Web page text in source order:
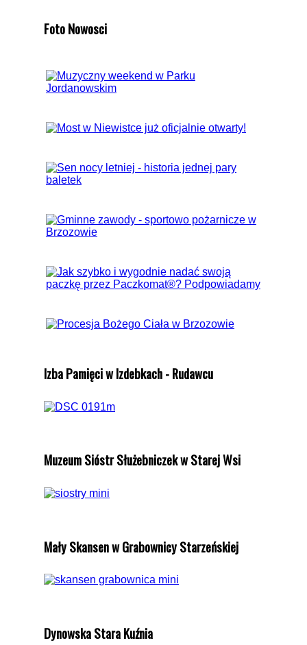
Foto Nowosci
Izba Pamięci w Izdebkach - Rudawcu
Muzeum Sióstr Służebniczek w Starej Wsi
Mały Skansen w Grabownicy Starzeńskiej
Dynowska Stara Kuźnia